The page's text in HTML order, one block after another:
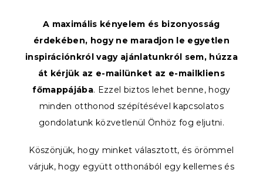
A maximális kényelem és bizonyosság
érdekében, hogy ne maradjon le egyetlen
inspirációnkról vagy ajánlatunkról sem, húzza
át kérjük az e-mailünket az e-mailkliens
főmappájába. Ezzel biztos lehet benne, hogy
minden otthonod szépítésével kapcsolatos
gondolatunk közvetlenül Önhöz fog eljutni.
Köszönjük, hogy minket választott, és örömmel
várjuk, hogy együtt otthonából egy kellemes és